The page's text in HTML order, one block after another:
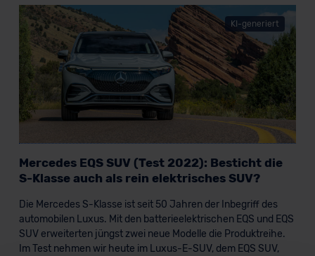
KI-generiert
Mercedes EQS SUV (Test 2022): Besticht die
S-Klasse auch als rein elektrisches SUV?
Die Mercedes S-Klasse ist seit 50 Jahren der Inbegriff des
automobilen Luxus. Mit den batterieelektrischen EQS und EQS
SUV erweiterten jüngst zwei neue Modelle die Produktreihe.
Im Test nehmen wir heute im Luxus-E-SUV, dem EQS SUV,